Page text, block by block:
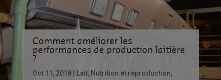
Comment améliorer les
performances de production laitière
?
Oct 11, 2018 Lait, Nutrition et reproduction,